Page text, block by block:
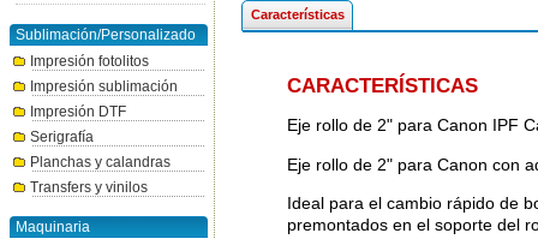
Sublimación/Personalizado
Impresión fotolitos
Impresión sublimación
Impresión DTF
Serigrafía
Planchas y calandras
Transfers y vinilos
Maquinaria
Características
CARACTERÍSTICAS
Eje rollo de 2" para Canon IPF
Eje rollo de 2" para Canon con
Ideal para el cambio rápido de
premontados en el soporte del